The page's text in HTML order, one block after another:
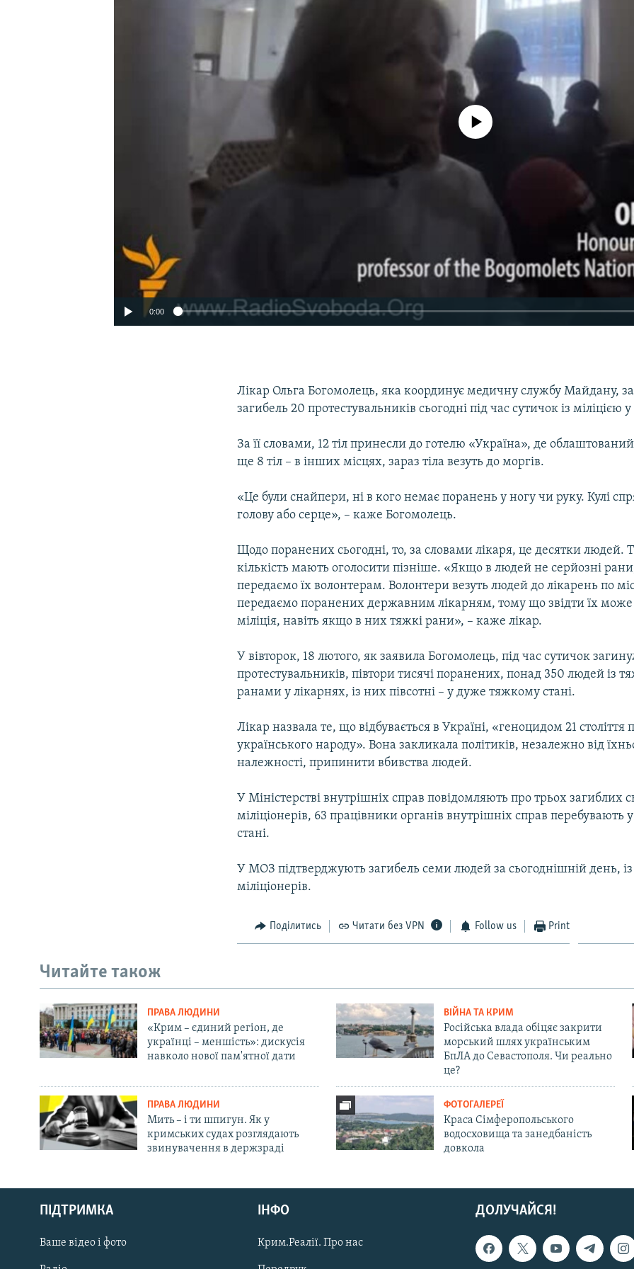
Русский
Qırımtatar
ДОЛУЧАЙСЯ!
No media source currently available
0:00
Лікар Ольга Богомолець, яка координує медичну службу Майдану,
загибель 20 протестувальників сьогодні під час сутичок із міліцією
За її словами, 12 тіл принесли до готелю «Україна», де
ще 8 тіл – в інших місцях, зараз тіла везуть до моргів.
«Це були снайпери, ні в кого немає поранень у ногу чи руку. Кулі
голову або серце», – каже Богомолець.
Щодо поранених сьогодні, то, за словами лікаря, це десятки людей.
кількість мають оголосити пізніше. «Якщо в людей не серйозні
передаємо їх волонтерам. Волонтери везуть людей до лікарень по
передаємо поранених державним лікарням, тому що звідти їх може
міліція, навіть якщо в них тяжкі рани», – каже лікар.
У вівторок, 18 лютого, як заявила Богомолець, під час сутичок
протестувальників, півтори тисячі поранених, понад 350 людей із
ранами у лікарнях, із них півсотні – у дуже тяжкому стані.
Лікар назвала те, що відбувається в Україні, «геноцидом 21 століття
українського народу». Вона закликала політиків, незалежно від
належності, припинити вбивства людей.
У Міністерстві внутрішніх справ повідомляють про трьох загиблих
міліціонерів, 63 працівники органів внутрішніх справ перебувають
стані.
У МОЗ підтверджують загибель семи людей за сьогоднішній день,
міліціонерів.
Поділитись Читати без VPN Follow us Print
Читайте також
ПРАВА ЛЮДИНИ
«Крим – єдиний регіон, де
українці – меншість»: дискусія
навколо нової пам'ятної дати
ВІЙНА ТА КРИМ
Російська влада обіцяє закрити
морський шлях українським
БпЛА до Севастополя. Чи реально
це?
ПРАВА ЛЮДИНИ
Мить – і ти шпигун. Як у
кримських судах розглядають
звинувачення в держзраді
ФОТОГАЛЕРЕЇ
Краса Сімферопольського
водосховища та занедбаність
довкола
ДОЛУЧАЙСЯ!
ПІДТРИМКА
Ваше відео і фото
ІНФО
Крим.Реалії. Про нас